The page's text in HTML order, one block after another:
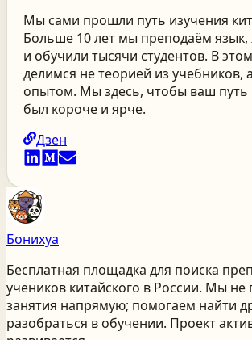
Мы сами прошли путь изучения
Больше 10 лет мы преподаём язык,
и обучили тысячи студентов. В
делимся не теорией из учебников,
опытом. Мы здесь, чтобы ваш путь
был короче и ярче.
Дзен
Бонихуа
Бесплатная площадка для поиска
учеников китайского в России. Мы не
занятия напрямую; помогаем найти
разобраться в обучении. Проект